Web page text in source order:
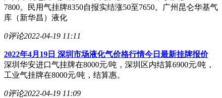
7800。民用气挂牌8350自报实结涨50至7650。广州昆仑华基气
库（新华昌）液化
0评论2022-04-19 11:11
2022年4月19日 深圳市场液化气价格行情今日最新挂牌报价
深圳华安进口气挂牌在8000元/吨，深圳区内结算6900元/吨，
工业气挂牌在8000元/吨，结算惠。
0评论2022-04-19 11:09